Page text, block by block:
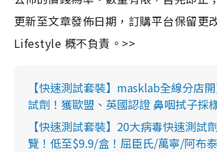
更新至文章發佈日期，訂購平台保留更
Lifestyle 概不負責。>>
【快速測試套裝】masklab全線分店
試劑！獲歐盟、英國認證 鼻咽拭子採
【快速測試套裝】20大病毒快速測試
覽！低至$9.9/盒！屈臣氏/萬寧/阿布